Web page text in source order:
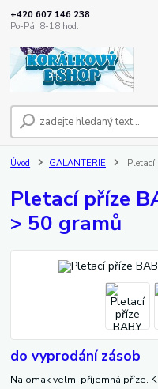
+420 607 146 238
Po-Pá, 8-18 hod.
Úvod GALANTERIE
Pletací příze
> 50 gramů
do vyprodání zásob
Na omak velmi příjemná příze.